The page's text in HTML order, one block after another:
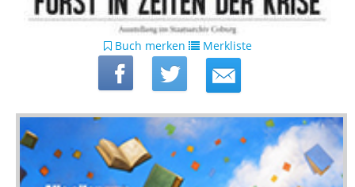
Buch merken Merkliste